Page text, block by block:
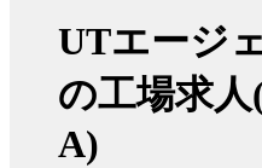
UTエージ
の工場求人
A)